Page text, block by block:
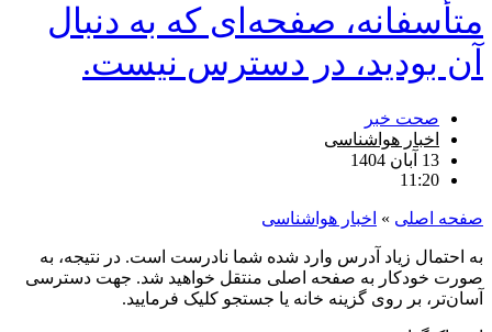
متأسفانه، صفحه‌ای که به دنبال
آن بودید، در دسترس نیست.
صحت خبر
اخبار هواشناسی
13 آبان 1404
11:20
صفحه اصلی » اخبار هواشناسی
به احتمال زیاد آدرس وارد شده شما نادرست است. در نتیجه، به
صورت خودکار به صفحه اصلی منتقل خواهید شد. جهت دسترسی
آسان‌تر، بر روی گزینه خانه یا جستجو کلیک فرمایید.